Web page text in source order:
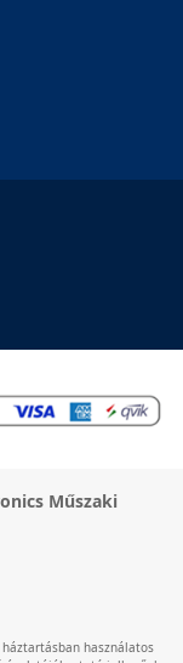
Műszaki
használatos